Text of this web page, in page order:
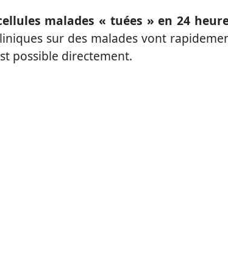
malades « tuées » en 24
sur des malades vont
possible directement.